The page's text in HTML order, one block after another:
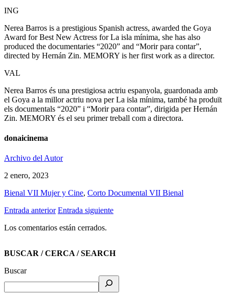
ING
Nerea Barros is a prestigious Spanish actress, awarded the Goya
Award for Best New Actress for La isla mínima, she has also
produced the documentaries “2020” and “Morir para contar”,
directed by Hernán Zin. MEMORY is her first work as a director.
VAL
Nerea Barros és una prestigiosa actriu espanyola, guardonada amb
el Goya a la millor actriu nova per La isla mínima, també ha produït
els documentals “2020” i “Morir para contar”, dirigida per Hernán
Zin. MEMORY és el seu primer treball com a directora.
donaicinema
Archivo del Autor
2 enero, 2023
Bienal VII Mujer y Cine, Corto Documental VII Bienal
Entrada anterior Entrada siguiente
Los comentarios están cerrados.
BUSCAR / CERCA / SEARCH
Buscar